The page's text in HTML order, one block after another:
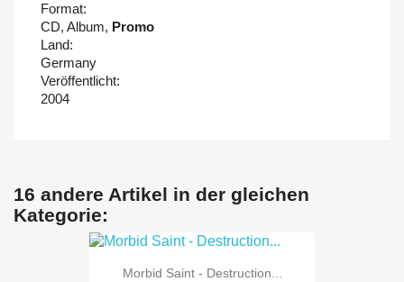
Format:
CD, Album, Promo
Land:
Germany
Veröffentlicht:
2004
16 andere Artikel in der gleichen
Kategorie:
Morbid Saint - Destruction...